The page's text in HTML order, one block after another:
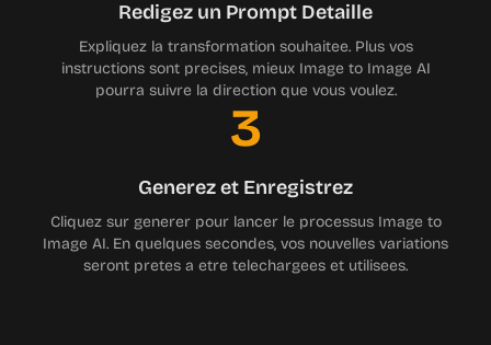
Expliquez la transformation souhaitee. Plus vos
instructions sont precises, mieux Image to Image AI
pourra suivre la direction que vous voulez.
3
Cliquez sur generer pour lancer le processus Image to
Image AI. En quelques secondes, vos nouvelles variations
seront pretes a etre telechargees et utilisees.